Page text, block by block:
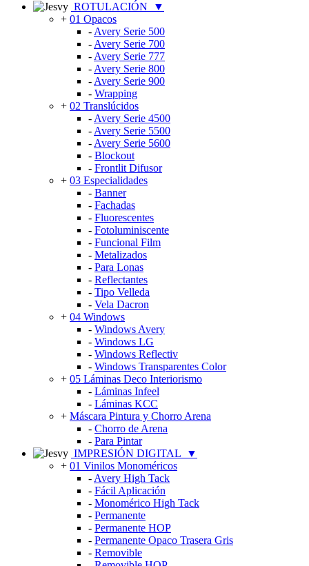
ROTULACIÓN
▼
+ 01 Opacos
- Avery Serie 500
- Avery Serie 700
- Avery Serie 777
- Avery Serie 800
- Avery Serie 900
- Wrapping
+ 02 Translúcidos
- Avery Serie 4500
- Avery Serie 5500
- Avery Serie 5600
- Blockout
- Frontlit Difusor
+ 03 Especialidades
- Banner
- Fachadas
- Fluorescentes
- Fotoluminiscente
- Funcional Film
- Metalizados
- Para Lonas
- Reflectantes
- Tipo Velleda
- Vela Dacron
+ 04 Windows
- Windows Avery
- Windows LG
- Windows Reflectiv
- Windows Transparentes Color
+ 05 Láminas Deco Interiorismo
- Láminas Infeel
- Láminas KCC
+ Máscara Pintura y Chorro Arena
- Chorro de Arena
- Para Pintar
IMPRESIÓN DIGITAL
▼
+ 01 Vinilos Monoméricos
- Avery High Tack
- Fácil Aplicación
- Monomérico High Tack
- Permanente
- Permanente HOP
- Permanente Opaco Trasera Gris
- Removible